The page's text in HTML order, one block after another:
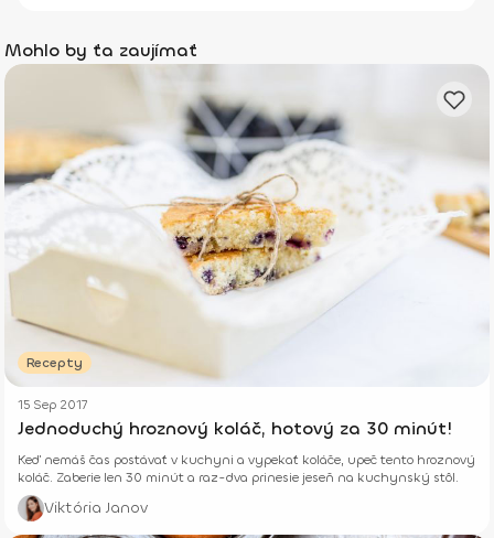
Mohlo by ťa zaujímať
Recepty
15 Sep 2017
Jednoduchý hroznový koláč, hotový za 30 minút!
Keď nemáš čas postávať v kuchyni a vypekať koláče, upeč tento hroznový
koláč. Zaberie len 30 minút a raz-dva prinesie jeseň na kuchynský stôl.
Viktória Janov